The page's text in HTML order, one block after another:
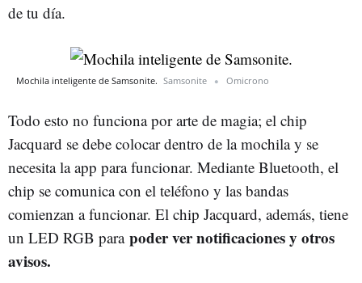
de tu día.
Mochila inteligente de Samsonite. Samsonite Omicrono
Todo esto no funciona por arte de magia; el chip
Jacquard se debe colocar dentro de la mochila y se
necesita la app para funcionar. Mediante Bluetooth, el
chip se comunica con el teléfono y las bandas
comienzan a funcionar. El chip Jacquard, además, tiene
un LED RGB para poder ver notificaciones y otros
avisos.